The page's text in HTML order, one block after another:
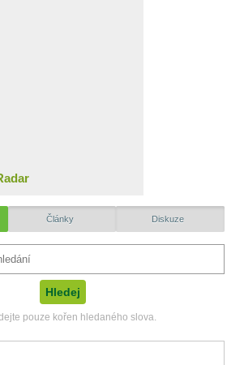
Články Diskuze
pouze kořen hledaného slova.